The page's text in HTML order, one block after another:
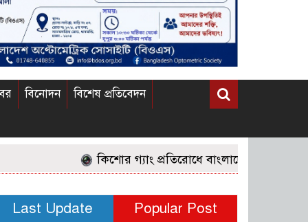
বিনোদন
বিশেষ প্রতিবেদন
কিশোর গ্যাং প্রতিরোধে বাংলাদেশের জনগণের
Last Update Popular Post